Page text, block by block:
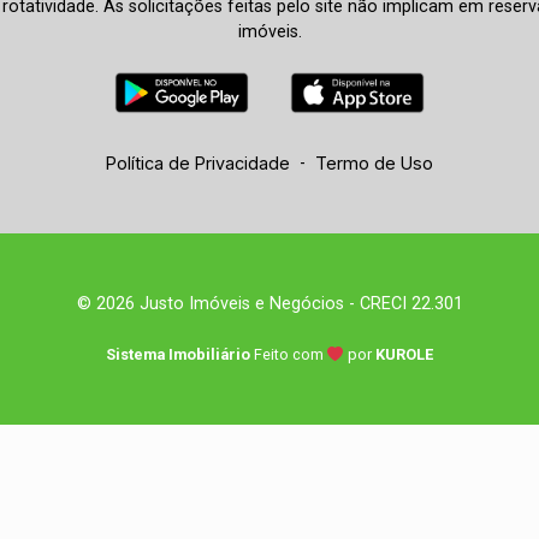
As solicitações feitas pelo site não implicam em
imóveis.
Política de Privacidade - Termo de Uso
© 2026 Justo Imóveis e Negócios - CRECI 22.301
Sistema Imobiliário Feito com por KUROLE